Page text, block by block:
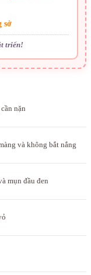
sở
triển!
nặn
và không bắt nắng
mụn đầu đen